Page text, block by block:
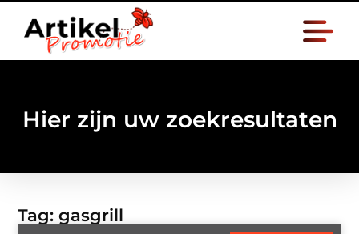
Hier zijn uw zoekresultaten
Tag: gasgrill